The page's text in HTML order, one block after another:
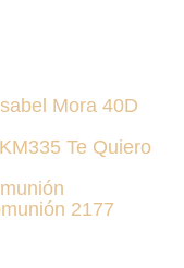
Mora 40D
Te Quiero
2177